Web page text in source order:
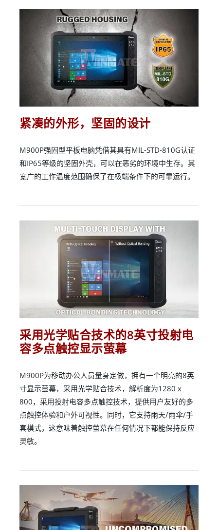
紧凑的外形，坚固的设计
M900P强固型平板电脑凭借其具有MIL-STD-810G认证
和IP65等级的坚固外壳，可以在恶劣的环境中生存。其
宽广的工作温度范围确保了在极端条件下的可靠运行。
采用光学贴合技术的8英寸投射电
容多点触控显示萤幕
M900P为移动办公人员量身定做，拥有一个明亮的8英
寸显示萤幕，采用光学贴合技术，解析度为1280 x
800，采用投射电容多点触控技术，提供用户友好的多
点触控体验和户外可视性。同时，它支持雨天/雨伞/手
套模式，这意味着触控萤幕在任何情况下都能保持反应
灵敏。